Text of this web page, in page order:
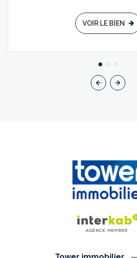
VOIR LE BIEN